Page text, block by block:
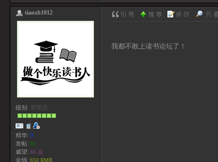
tianxh1012
级别: 管理员
精华: 0
发帖: 65
威望: 65 点
金钱: 650 RMB
我都不敢上读书论坛了！